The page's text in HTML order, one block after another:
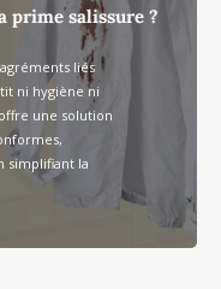
prime salissure ?
liés
ni hygiène ni
une solution
simplifiant la